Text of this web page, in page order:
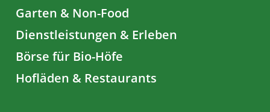
Garten & Non-Food
Dienstleistungen & Erleben
Börse für Bio-Höfe
Hofläden & Restaurants